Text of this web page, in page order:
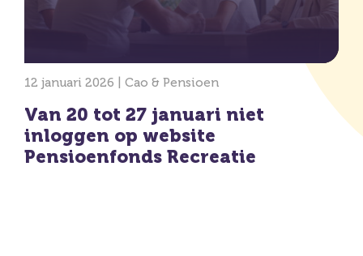
12 januari 2026 | Cao & Pensioen
Van 20 tot 27 januari niet
inloggen op website
Pensioenfonds Recreatie